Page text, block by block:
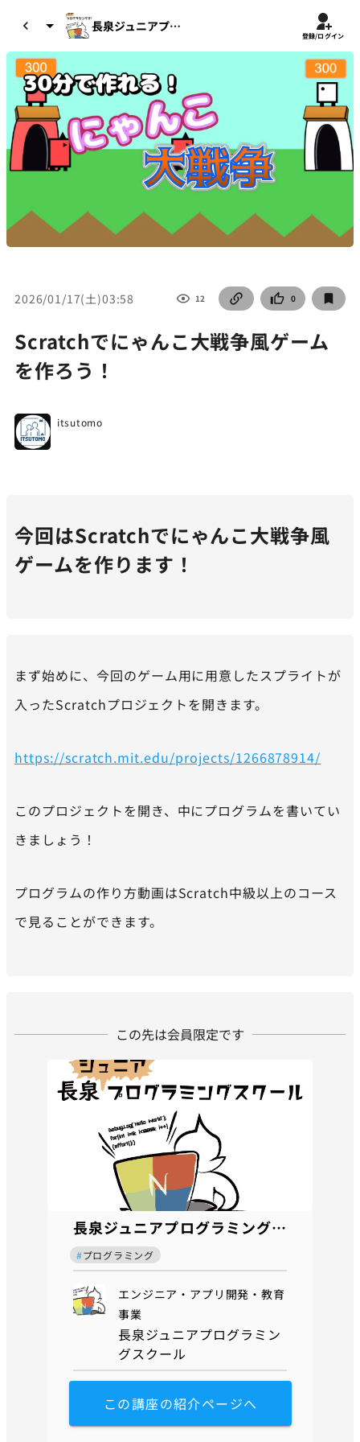
長泉ジュニアプログラミングスクール
登録/ログイン
2026/01/17(土)03:58 12 0
Scratchでにゃんこ大戦争風ゲーム
を作ろう！
itsutomo
今回はScratchでにゃんこ大戦争風
ゲームを作ります！
まず始めに、今回のゲーム用に用意したスプライトが
入ったScratchプロジェクトを開きます。
https://scratch.mit.edu/projects/1266878914/
このプロジェクトを開き、中にプログラムを書いてい
きましょう！
プログラムの作り方動画はScratch中級以上のコース
で見ることができます。
この先は会員限定です
長泉ジュニアプログラミングスクール
#プログラミング
エンジニア・アプリ開発・教育
事業
長泉ジュニアプログラミン
グスクール
この講座の紹介ページへ